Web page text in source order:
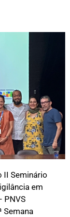
II Seminário
em
PNVS
Semana